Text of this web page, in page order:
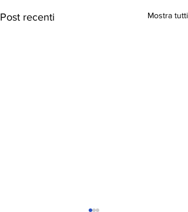
Post recenti Mostra tutti